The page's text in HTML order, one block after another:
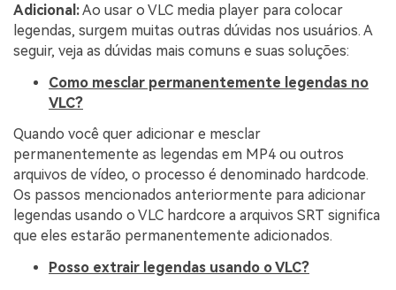
Adicional:Ao usar o VLC media player para colocar
legendas, surgem muitas outras dúvidas nos usuários. A
seguir, veja as dúvidas mais comuns e suas soluções:
Como mesclar permanentemente legendas no
VLC?
Quando você quer adicionar e mesclar
permanentemente as legendas em MP4 ou outros
arquivos de vídeo, o processo é denominado hardcode.
Os passos mencionados anteriormente para adicionar
legendas usando o VLC hardcore a arquivos SRT significa
que eles estarão permanentemente adicionados.
Posso extrair legendas usando o VLC?